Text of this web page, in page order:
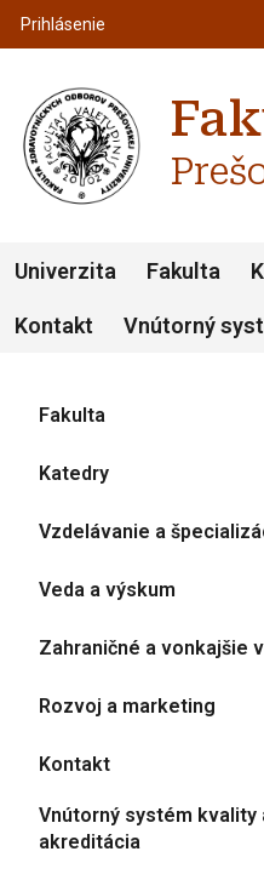
Používateľské
Prihlásenie
Univerzita Fakulta
Kontakt Vnútorný
Fakulta
Katedry
Vzdelávanie a
Veda a výskum
Zahraničné a vonkajšie
Rozvoj a marketing
Kontakt
Vnútorný systém kvality
akreditácia